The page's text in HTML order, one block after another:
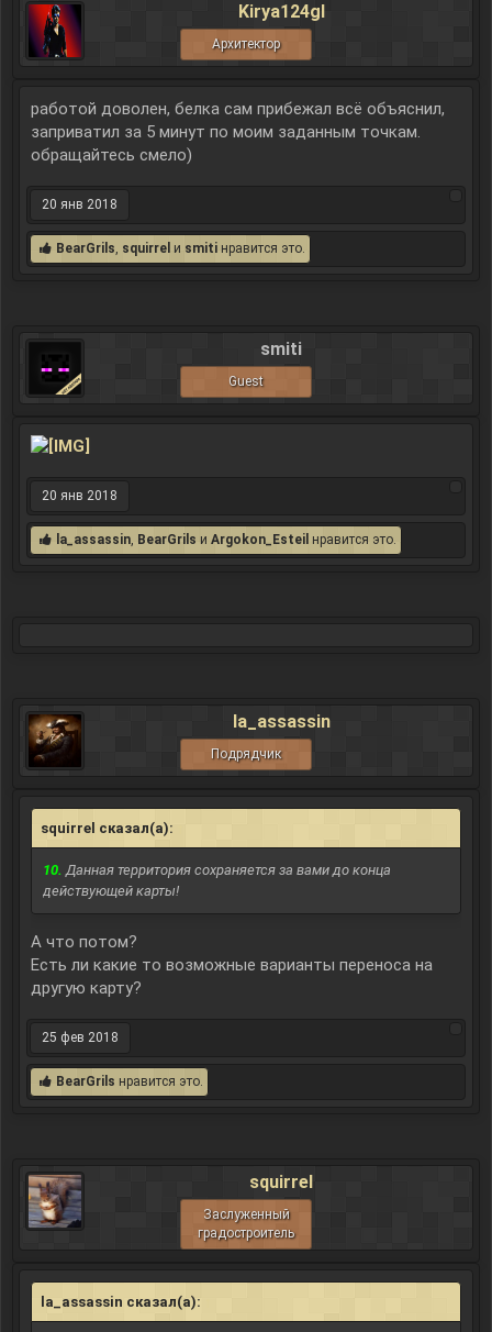
Kirya124gl
Архитектор
работой доволен, белка сам прибежал всё объяснил,
заприватил за 5 минут по моим заданным точкам.
обращайтесь смело)
20 янв 2018
BearGrils, squirrel и smiti нравится это.
smiti
Guest
20 янв 2018
la_assassin, BearGrils и Argokon_Esteil нравится это.
la_assassin
Подрядчик
squirrel сказал(а):
10. Данная территория сохраняется за вами до конца
действующей карты!
А что потом?
Есть ли какие то возможные варианты переноса на
другую карту?
25 фев 2018
BearGrils нравится это.
squirrel
Заслуженный
градостроитель
la_assassin сказал(а):